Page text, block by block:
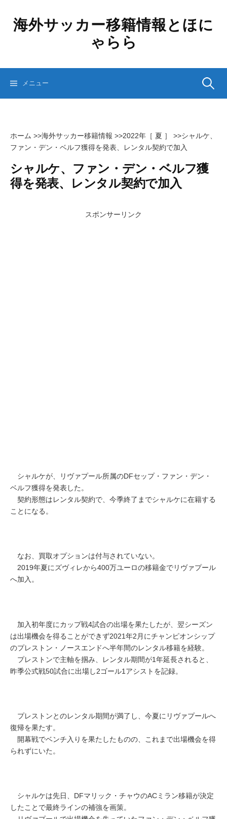
ッ
海外サッカー移籍情報とほに
ゃらら
メニュー 検
ホーム >>海外サッカー移籍情報 >>2022年［ 夏 ］ >>シャルケ、
ファン・デン・ベルフ獲得を発表、レンタル契約で加入
シャルケ、ファン・デン・ベルフ獲
得を発表、レンタル契約で加入
スポンサーリンク
シャルケが、リヴァプール所属のDFセップ・ファン・デン・
ベルフ獲得を発表した。
契約形態はレンタル契約で、今季終了までシャルケに在籍する
ことになる。
なお、買取オプションは付与されていない。
2019年夏にズヴィレから400万ユーロの移籍金でリヴァプール
へ加入。
加入初年度にカップ戦4試合の出場を果たしたが、翌シーズン
は出場機会を得ることができず2021年2月にチャンピオンシップ
のプレストン・ノースエンドへ半年間のレンタル移籍を経験。
プレストンで主軸を掴み、レンタル期間が1年延長されると、
昨季公式戦50試合に出場し2ゴール1アシストを記録。
プレストンとのレンタル期間が満了し、今夏にリヴァプールへ
復帰を果たす。
開幕戦でベンチ入りを果たしたものの、これまで出場機会を得
られずにいた。
シャルケは先日、DFマリック・チャウのACミラン移籍が決定
したことで最終ラインの補強を画策。